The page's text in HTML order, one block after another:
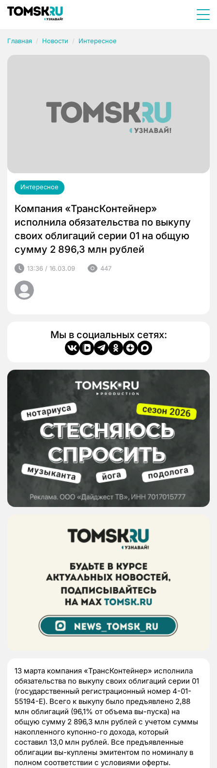
Главная Новости Интересное
Интересное
Компания «ТрансКонтейнер»
исполнила обязательства по выкупу
своих облигаций серии 01 на общую
сумму 2 896,3 млн рублей
13:36 / 16.03.09 447
Мы в социальных сетях:
13 марта компания «ТрансКонтейнер» исполнила
обязательства по выкупу своих облигаций серии 01
(государственный регистрационный номер 4-01-
55194-Е). Всего к выкупу было предъявлено 2,88
млн облигаций (96,1% от объема вы-пуска) на
общую сумму 2 896,3 млн рублей с учетом суммы
накопленного купонно-го дохода, который
составил 13,0 млн рублей. Все предъявленные
облигации вы-куплены эмитентом по номиналу в
полном соответствии с условиями оферты.